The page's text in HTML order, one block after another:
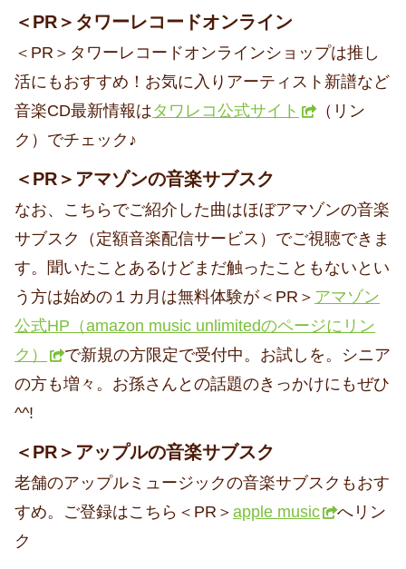
＜PR＞タワーレコードオンライン
＜PR＞タワーレコードオンラインショップは推し
活にもおすすめ！お気に入りアーティスト新譜など
音楽CD最新情報はタワレコ公式サイト
（リン
ク）でチェック♪
＜PR＞アマゾンの音楽サブスク
なお、こちらでご紹介した曲はほぼアマゾンの音楽
サブスク（定額音楽配信サービス）でご視聴できま
す。聞いたことあるけどまだ触ったこともないとい
う方は始めの１カ月は無料体験が＜PR＞ アマゾン
公式HP（amazon music unlimitedのページにリン
ク）
で新規の方限定で受付中。お試しを。シニア
の方も増々。お孫さんとの話題のきっかけにもぜひ
^^!
＜PR＞アップルの音楽サブスク
老舗のアップルミュージックの音楽サブスクもおす
すめ。ご登録はこちら＜PR＞ apple music
へリン
ク